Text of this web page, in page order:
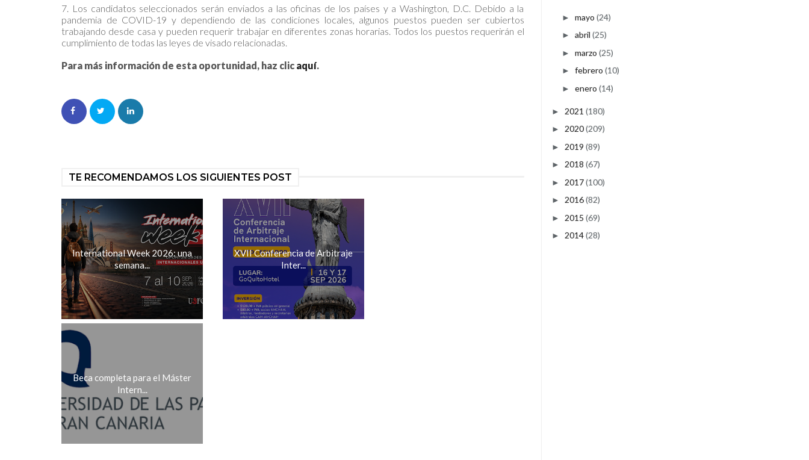
7. Los candidatos seleccionados serán enviados a las oficinas de los países y a Washington, D.C. Debido a la
pandemia de COVID-19 y dependiendo de las condiciones locales, algunos puestos pueden ser cubiertos
trabajando desde casa y pueden requerir trabajar en diferentes zonas horarias. Todos los puestos requerirán el
cumplimiento de todas las leyes de visado relacionadas.
Para más información de esta oportunidad, haz clic aquí.
TE RECOMENDAMOS LOS SIGUIENTES POST
International Week 2026: una
semana...
XVII Conferencia de Arbitraje
Inter...
Beca completa para el Máster
Intern...
► mayo (24)
► abril (25)
► marzo (25)
► febrero (10)
► enero (14)
► 2021 (180)
► 2020(209)
► 2019 (89)
► 2018 (67)
► 2017(100)
► 2016(82)
► 2015 (69)
► 2014(28)